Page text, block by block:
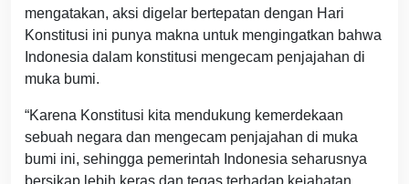
mengatakan, aksi digelar bertepatan dengan Hari
Konstitusi ini punya makna untuk mengingatkan bahwa
Indonesia dalam konstitusi mengecam penjajahan di
muka bumi.
“Karena Konstitusi kita mendukung kemerdekaan
sebuah negara dan mengecam penjajahan di muka
bumi ini, sehingga pemerintah Indonesia seharusnya
bersikap lebih keras dan tegas terhadap kejahatan